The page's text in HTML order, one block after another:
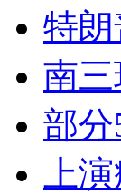
特
南
部
上